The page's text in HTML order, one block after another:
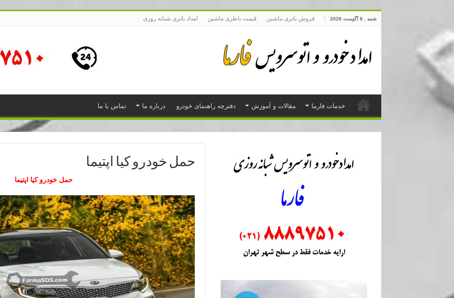
شنبه , 8 آگوست 2026 فروش باتری ماشین قیمت باطری ماشین امداد باتری شبانه روزی
خدمات فارما مقالات و آموزش دفترچه راهنمای خودرو درباره ما تماس با ما
حمل خودرو کیا اپتیما
حمل خودرو کیا اپتیما